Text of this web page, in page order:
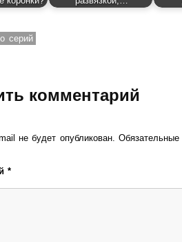
серий
комментарий
не будет опубликован.
*